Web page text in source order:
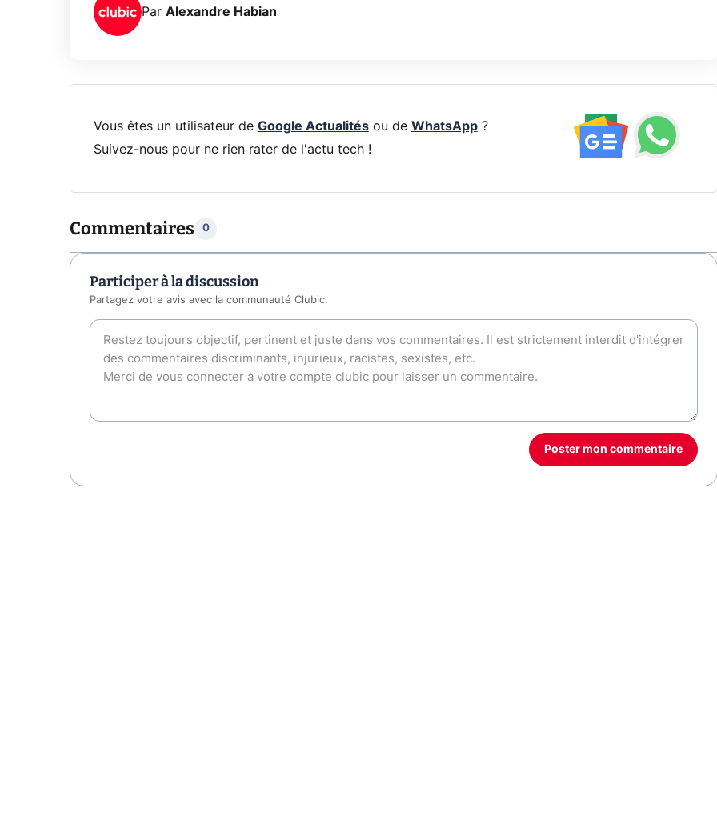
Par Alexandre Habian
Vous êtes un utilisateur de Google Actualitésou de WhatsApp?
Suivez-nous pour ne rien rater de l'actu tech !
Commentaires 0
Participer à la discussion
Partagez votre avis avec la communauté Clubic.
Poster mon commentaire